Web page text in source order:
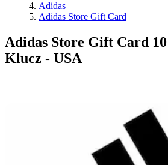
Adidas
Adidas Store Gift Card
Adidas Store Gift Card
Klucz - USA